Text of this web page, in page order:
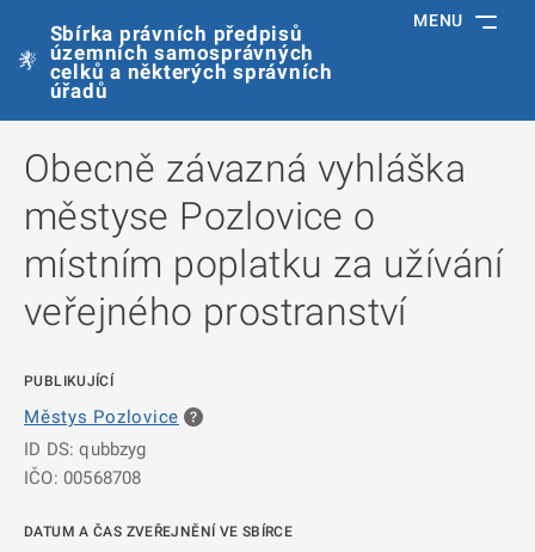
Sbírka právních předpisů
územních samosprávných
celků a některých správních
úřadů
MENU
Obecně závazná vyhláška
městyse Pozlovice o
místním poplatku za užívání
veřejného prostranství
PUBLIKUJÍCÍ
Městys Pozlovice
ID DS: qubbzyg
IČO: 00568708
DATUM A ČAS ZVEŘEJNĚNÍ VE SBÍRCE